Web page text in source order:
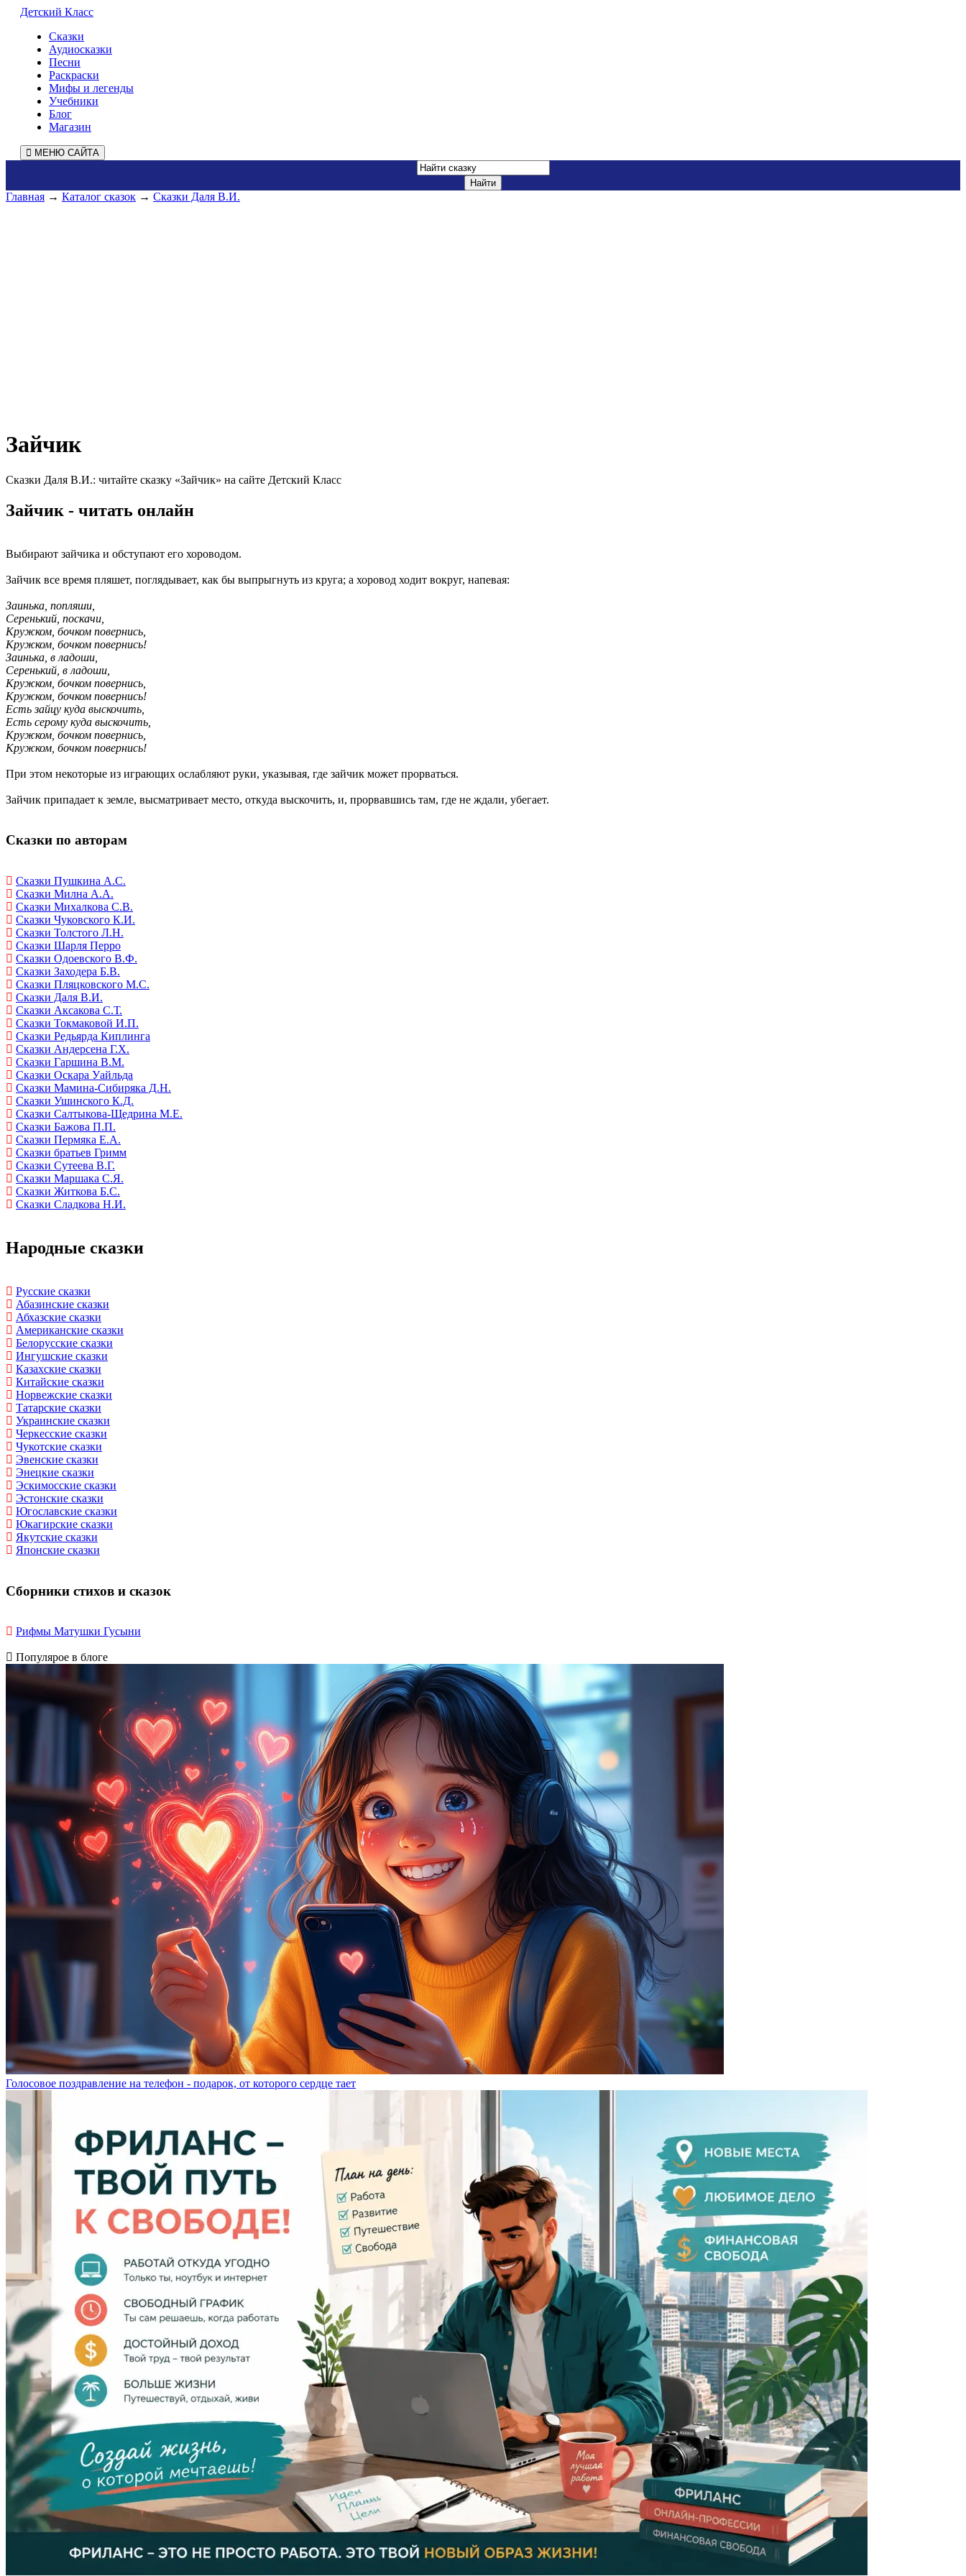
Детский Класс
Сказки
Аудиосказки
Песни
Раскраски
Мифы и легенды
Учебники
Блог
Магазин
МЕНЮ САЙТА
Главная → Каталог сказок → Сказки Даля В.И.
Зайчик
Сказки Даля В.И.: читайте сказку «Зайчик» на сайте Детский Класс
Зайчик - читать онлайн
Выбирают зайчика и обступают его хороводом.
Зайчик все время пляшет, поглядывает, как бы выпрыгнуть из круга; а хоровод ходит вокруг, напевая:
Заинька, попляши,
Серенький, поскачи,
Кружком, бочком повернись,
Кружком, бочком повернись!
Заинька, в ладоши,
Серенький, в ладоши,
Кружком, бочком повернись,
Кружком, бочком повернись!
Есть зайцу куда выскочить,
Есть серому куда выскочить,
Кружком, бочком повернись,
Кружком, бочком повернись!
При этом некоторые из играющих ослабляют руки, указывая, где зайчик может прорваться.
Зайчик припадает к земле, высматривает место, откуда выскочить, и, прорвавшись там, где не ждали, убегает.
Сказки по авторам
Сказки Пушкина А.С.
Сказки Милна А.А.
Сказки Михалкова С.В.
Сказки Чуковского К.И.
Сказки Толстого Л.Н.
Сказки Шарля Перро
Сказки Одоевского В.Ф.
Сказки Заходера Б.В.
Сказки Пляцковского М.С.
Сказки Даля В.И.
Сказки Аксакова С.Т.
Сказки Токмаковой И.П.
Сказки Редьярда Киплинга
Сказки Андерсена Г.Х.
Сказки Гаршина В.М.
Сказки Оскара Уайльда
Сказки Мамина-Сибиряка Д.Н.
Сказки Ушинского К.Д.
Сказки Салтыкова-Щедрина М.Е.
Сказки Бажова П.П.
Сказки Пермяка Е.А.
Сказки братьев Гримм
Сказки Сутеева В.Г.
Сказки Маршака С.Я.
Сказки Житкова Б.С.
Сказки Сладкова Н.И.
Народные сказки
Русские сказки
Абазинские сказки
Абхазские сказки
Американские сказки
Белорусские сказки
Ингушские сказки
Казахские сказки
Китайские сказки
Норвежские сказки
Татарские сказки
Украинские сказки
Черкесские сказки
Чукотские сказки
Эвенские сказки
Энецкие сказки
Эскимосские сказки
Эстонские сказки
Югославские сказки
Юкагирские сказки
Якутские сказки
Японские сказки
Сборники стихов и сказок
Рифмы Матушки Гусыни
Популярое в блоге
Голосовое поздравление на телефон - подарок, от которого сердце тает